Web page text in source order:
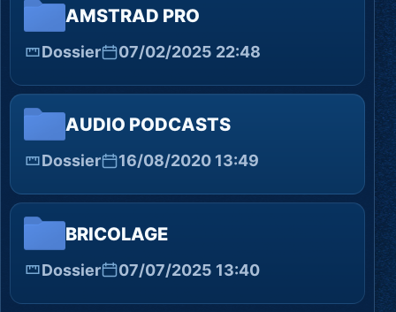
AMSTRAD PRO
Dossier 07/02/2025 22:48
AUDIO PODCASTS
Dossier 16/08/2020 13:49
BRICOLAGE
Dossier 07/07/2025 13:40